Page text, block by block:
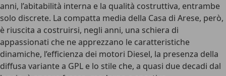
anni, l’abitabilità interna e la qualità costruttiva, entrambe
solo discrete. La compatta media della Casa di Arese, però,
è riuscita a costruirsi, negli anni, una schiera di
appassionati che ne apprezzano le caratteristiche
dinamiche, l’efficienza dei motori Diesel, la presenza della
diffusa variante a GPL e lo stile che, a quasi due decadi dal